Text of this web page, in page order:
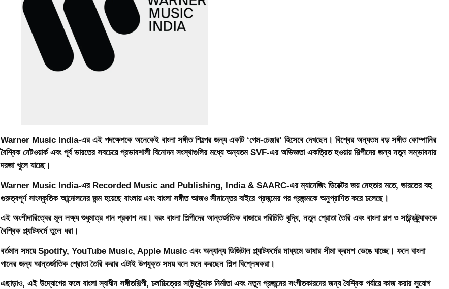
Warner Music India-এর এই পদক্ষেপকে অনেকেই বাংলা সঙ্গীত শিল্পের জন্য একটি ‘গেম-চেঞ্জার’ হিসেবে দেখছেন। বিশ্বের অন্যতম বড় সঙ্গীত কোম্পানির
বৈশ্বিক নেটওয়ার্ক এবং পূর্ব ভারতের সবচেয়ে প্রভাবশালী বিনোদন সংস্থাগুলির মধ্যে অন্যতম SVF-এর অভিজ্ঞতা একত্রিত হওয়ায় শিল্পীদের জন্য নতুন সম্ভাবনার
দরজা খুলে যাচ্ছে।
Warner Music India-এর Recorded Music and Publishing, India & SAARC-এর ম্যানেজিং ডিরেক্টর জয় মেহতার মতে, ভারতের বহু
গুরুত্বপূর্ণ সাংস্কৃতিক আন্দোলনের জন্ম হয়েছে বাংলায় এবং বাংলা সঙ্গীত আজও সীমান্তের বাইরে প্রজন্মের পর প্রজন্মকে অনুপ্রাণিত করে চলেছে।
এই অংশীদারিত্বের মূল লক্ষ্য শুধুমাত্র গান প্রকাশ নয়। বরং বাংলা শিল্পীদের আন্তর্জাতিক বাজারে পরিচিতি বৃদ্ধি, নতুন শ্রোতা তৈরি এবং বাংলা গল্প ও সাউন্ডট্র্যাককে
বৈশ্বিক প্ল্যাটফর্মে তুলে ধরা।
বর্তমান সময়ে Spotify, YouTube Music, Apple Music এবং অন্যান্য ডিজিটাল প্ল্যাটফর্মের মাধ্যমে ভাষার সীমা ক্রমশ ভেঙে যাচ্ছে। ফলে বাংলা
গানের জন্য আন্তর্জাতিক শ্রোতা তৈরি করার এটাই উপযুক্ত সময় বলে মনে করছেন শিল্প বিশ্লেষকরা।
এছাড়াও, এই উদ্যোগের ফলে বাংলা স্বাধীন সঙ্গীতশিল্পী, চলচ্চিত্রের সাউন্ডট্র্যাক নির্মাতা এবং নতুন প্রজন্মের সংগীতকারদের জন্য বৈশ্বিক পর্যায়ে কাজ করার সুযোগ